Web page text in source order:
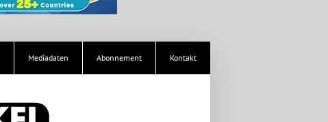
Mediadaten Abonnement Kontakt